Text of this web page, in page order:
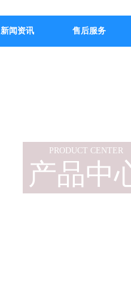
新闻资讯 售后服务
产品中
PRODUCT CENTER